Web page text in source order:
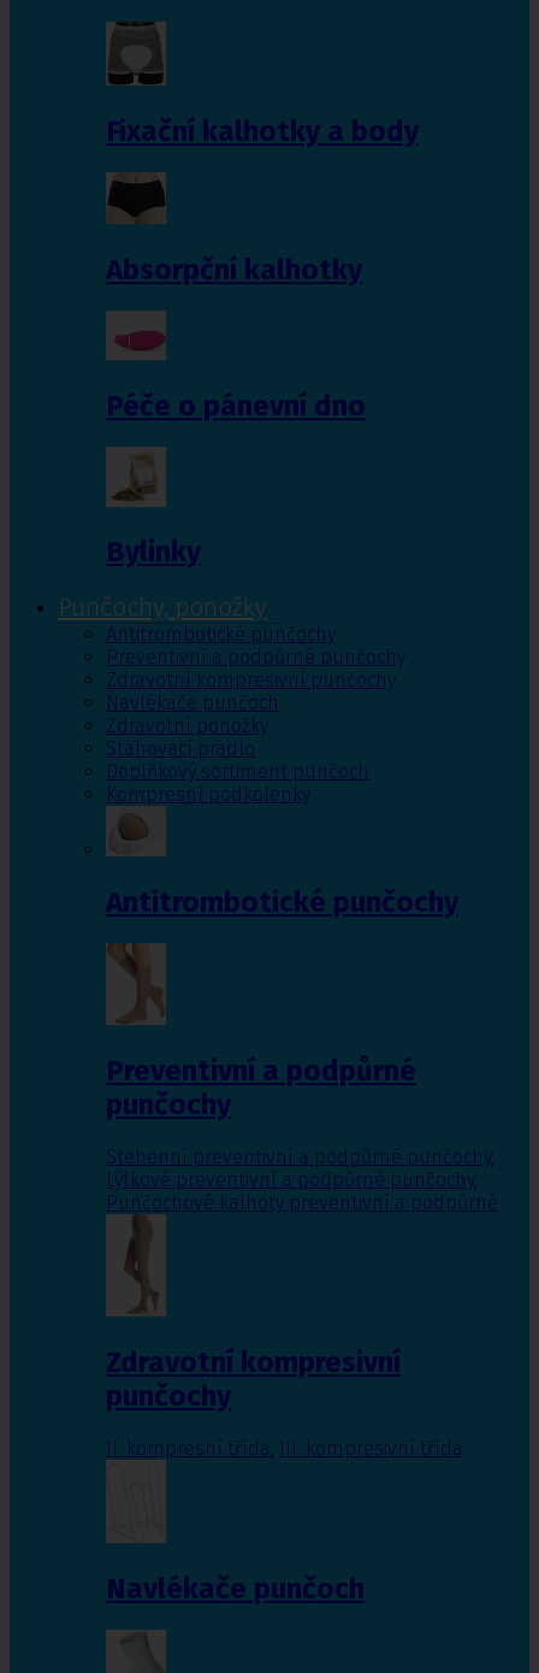
Fixační kalhotky a body
Absorpční kalhotky
Péče o pánevní dno
Bylinky
Punčochy, ponožky
Antitrombotické punčochy
Preventivní a podpůrné punčochy
Zdravotní kompresivní punčochy
Navlékače punčoch
Zdravotní ponožky
Stahovací prádlo
Doplňkový sortiment punčoch
Kompresní podkolenky
Antitrombotické punčochy
Preventivní a podpůrné
punčochy
Stehenní preventivní a podpůrné punčochy,
Lýtkové preventivní a podpůrné punčochy,
Punčochové kalhoty preventivní a podpůrné
Zdravotní kompresivní
punčochy
II. kompresní třída III. kompresivní třída
Navlékače punčoch